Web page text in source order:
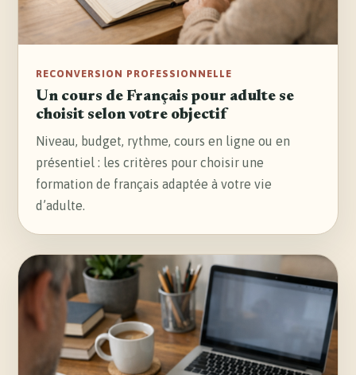
RECONVERSION PROFESSIONNELLE
Un cours de Français pour adulte se
choisit selon votre objectif
Niveau, budget, rythme, cours en ligne ou en
présentiel : les critères pour choisir une
formation de français adaptée à votre vie
d’adulte.